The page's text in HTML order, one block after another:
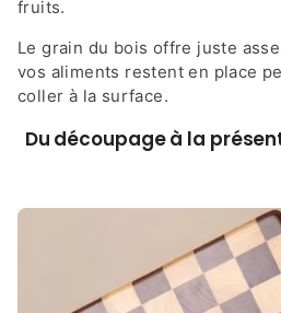
fruits.
Le grain du bois offre juste
vos aliments restent en place
coller à la surface.
Du découpage à la